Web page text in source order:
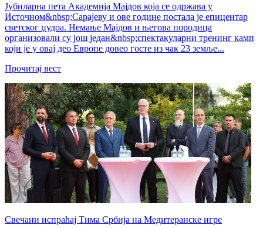
Јубиларна пета Академија Мајдов која се одржава у
Источном&nbsp;Сарајеву и ове године постала је епицентар
светског џудоа. Немање Мајдов и његова породица
организовали су још један&nbsp;спектакуларни тренинг камп
који је у овај део Европе довео госте из чак 23 земље...
Прочитај вест
Свечани испраћај Тима Србија на Медитеранске игре